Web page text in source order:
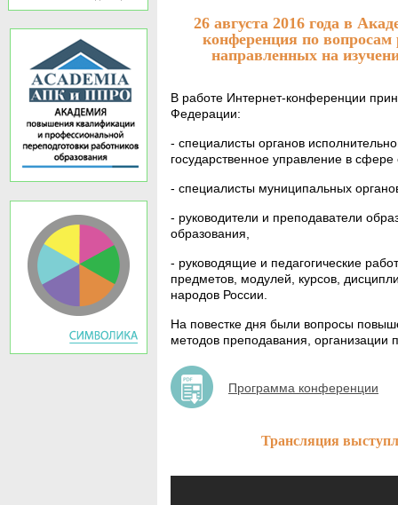
26 августа 2016 года в
конференция по вопросам
направленных на
В работе Интернет-конференции
Федерации:
- специалисты органов
государственное управление в
- специалисты муниципальных
- руководители и преподаватели
образования,
- руководящие и педагогические
предметов, модулей, курсов,
народов России.
На повестке дня были вопросы
методов преподавания,
Программа конференции
Трансляция